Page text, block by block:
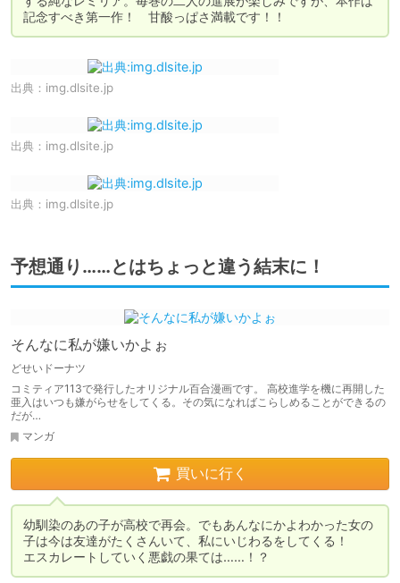
記念すべき第一作！　甘酸っぱさ満載です！！
出典： img.dlsite.jp
出典： img.dlsite.jp
出典： img.dlsite.jp
予想通り……とはちょっと違う結末に！
そんなに私が嫌いかよぉ
どせいドーナツ
コミティア113で発行したオリジナル百合漫画です。 高校進学を機に再開した
亜入はいつも嫌がらせをしてくる。その気になればこらしめることができるの
だが…
マンガ
買いに行く
幼馴染のあの子が高校で再会。でもあんなにかよわかった女の
子は今は友達がたくさんいて、私にいじわるをしてくる！
エスカレートしていく悪戯の果ては……！？